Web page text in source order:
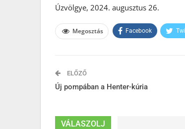
Úzvölgye, 2024. augusztus 26.
Megosztás Facebook
ELŐZŐ
Új pompában a Henter-kúria
VÁLASZOLJ